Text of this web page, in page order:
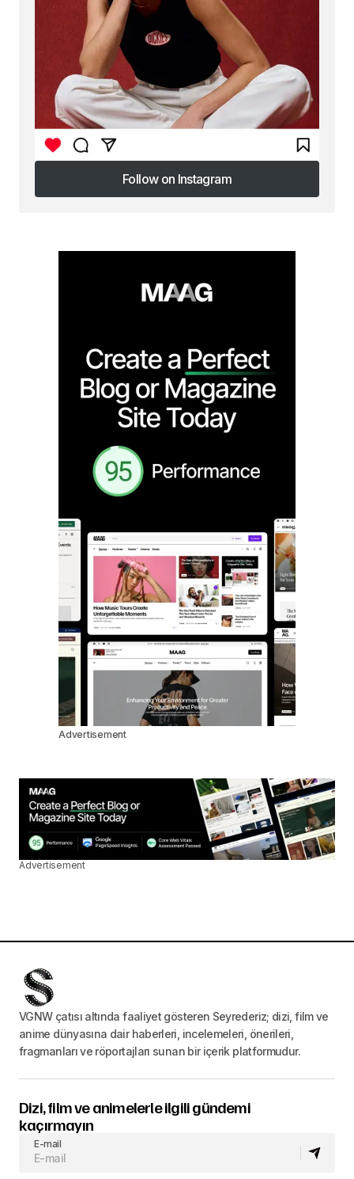
Follow on Instagram
Follow on Instagram
Advertisement
Advertisement
VGNW çatısı altında faaliyet gösteren Seyrederiz; dizi, film ve
anime dünyasına dair haberleri, incelemeleri, önerileri,
fragmanları ve röportajları sunan bir içerik platformudur.
Dizi, film ve animelerle ilgili gündemi
kaçırmayın
E-mail